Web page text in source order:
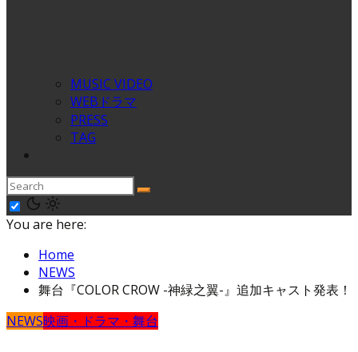
MUSIC VIDEO
WEBドラマ
PRESS
TAG
You are here:
Home
NEWS
舞台『COLOR CROW -神緑之翼-』追加キャスト発表！
NEWS映画・ドラマ・舞台